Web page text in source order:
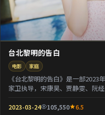
台北黎明的告白
电影 家庭
《台北黎明的告白》是一部2023
家卫执导，宋康昊、贾静雯、阮
2023-03-24 105,550 6.5